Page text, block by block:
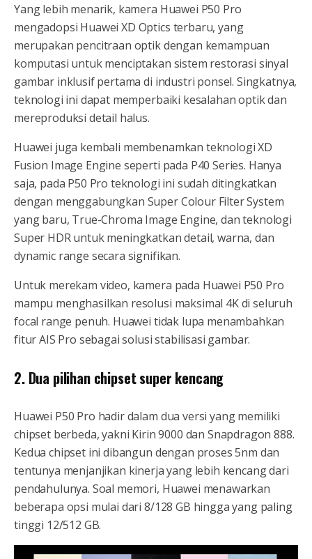
Yang lebih menarik, kamera Huawei P50 Pro
mengadopsi Huawei XD Optics terbaru, yang
merupakan pencitraan optik dengan kemampuan
komputasi untuk menciptakan sistem restorasi sinyal
gambar inklusif pertama di industri ponsel. Singkatnya,
teknologi ini dapat memperbaiki kesalahan optik dan
mereproduksi detail halus.
Huawei juga kembali membenamkan teknologi XD
Fusion Image Engine seperti pada P40 Series. Hanya
saja, pada P50 Pro teknologi ini sudah ditingkatkan
dengan menggabungkan Super Colour Filter System
yang baru, True-Chroma Image Engine, dan teknologi
Super HDR untuk meningkatkan detail, warna, dan
dynamic range secara signifikan.
Untuk merekam video, kamera pada Huawei P50 Pro
mampu menghasilkan resolusi maksimal 4K di seluruh
focal range penuh. Huawei tidak lupa menambahkan
fitur AIS Pro sebagai solusi stabilisasi gambar.
2. Dua pilihan chipset super kencang
Huawei P50 Pro hadir dalam dua versi yang memiliki
chipset berbeda, yakni Kirin 9000 dan Snapdragon 888.
Kedua chipset ini dibangun dengan proses 5nm dan
tentunya menjanjikan kinerja yang lebih kencang dari
pendahulunya. Soal memori, Huawei menawarkan
beberapa opsi mulai dari 8/128 GB hingga yang paling
tinggi 12/512 GB.